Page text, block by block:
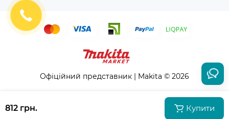
812 грн. Купити
Офіційний представник | Makita © 2026